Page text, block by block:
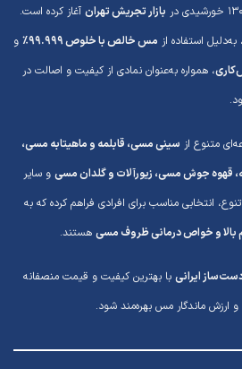
بازار تجریش تهران آغاز کرده است.
استفاده از مس خالص با خلوص ۹۹.۹۹۹٪
و
، همواره به‌عنوان نمادی از کیفیت و اصالت در
متنوع از سینی مسی، قابلمه و ماهیتابه مسی،
قهوه جوش مسی، زیورآلات و گلدان مسی و سایر
انتخابی مناسب برای افرادی فراهم کرده که به
بالا و خواص درمانی ظروف مسی هستند.
ایرانی با بهترین کیفیت و قیمت منصفانه
و ارزش ماندگار مس بهره‌مند شود.